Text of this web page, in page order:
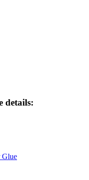
details:
Glue